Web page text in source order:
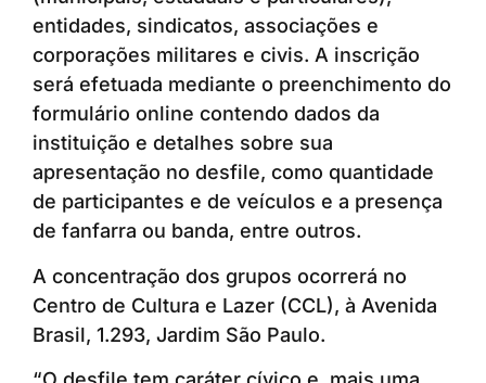
entidades, sindicatos, associações e
corporações militares e civis. A inscrição
será efetuada mediante o preenchimento do
formulário online contendo dados da
instituição e detalhes sobre sua
apresentação no desfile, como quantidade
de participantes e de veículos e a presença
de fanfarra ou banda, entre outros.
A concentração dos grupos ocorrerá no
Centro de Cultura e Lazer (CCL), à Avenida
Brasil, 1.293, Jardim São Paulo.